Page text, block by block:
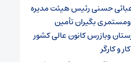
عبائی حسنی رئیس هیئت مدیره
بگیران تأمین
وبازرس کانون عالی کشور
و کارگر